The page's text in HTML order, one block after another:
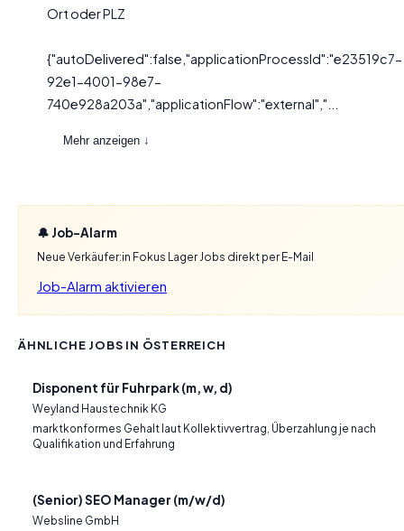
Ort oder PLZ
{"autoDelivered":false,"applicationProcessId":"e23519c7-
92e1-4001-98e7-
740e928a203a","applicationFlow":"external","...
Mehr anzeigen ↓
🔔 Job-Alarm
Neue Verkäufer:in Fokus Lager Jobs direkt per E-Mail
Job-Alarm aktivieren
ÄHNLICHE JOBS IN ÖSTERREICH
Disponent für Fuhrpark (m, w, d)
Weyland Haustechnik KG
marktkonformes Gehalt laut Kollektivvertrag, Überzahlung je nach
Qualifikation und Erfahrung
(Senior) SEO Manager (m/w/d)
Websline GmbH